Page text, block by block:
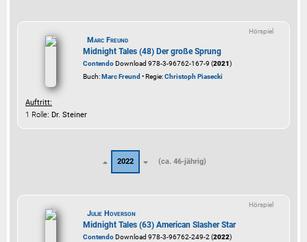
Hörspiel
Marc Freund
Midnight Tales (48) Der große Sprung
ContendoDownload 978-3-96762-167-9 (2021)
Buch:Marc Freund • Regie:Christoph Piasecki
Auftritt:
1 Rolle: Dr. Steiner
2022 (ca. 46-jährig)
Hörspiel
Julie Hoverson
Midnight Tales (63) American Slasher Star
ContendoDownload 978-3-96762-249-2 (2022)